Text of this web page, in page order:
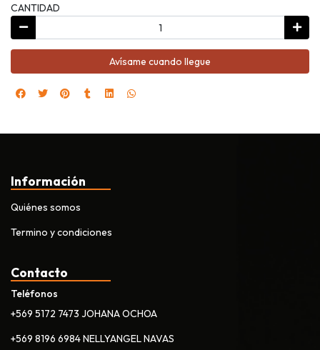
CANTIDAD
Avísame cuando llegue
Información
Quiénes somos
Termino y condiciones
Contacto
Teléfonos
+569 5172 7473 JOHANA OCHOA
+569 8196 6984 NELLYANGEL NAVAS